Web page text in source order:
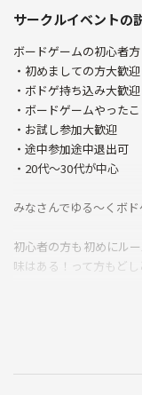
サークルイベントの
ボードゲームの初心者
・初めましての方大歓迎
・ボドゲ持ち込み大歓迎
・ボードゲームやった
・お試し参加大歓迎
・途中参加途中退出可
・20代〜30代が中心
みなさんでゆる～くボ
初心者の方も初めにル
味はある！って方もど